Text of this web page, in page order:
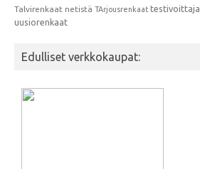
Talvirenkaat netistä TArjousrenkaat testivoittaja
uusiorenkaat
Edulliset verkkokaupat: